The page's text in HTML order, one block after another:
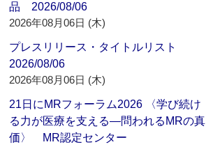
品 2026/08/06
2026年08月06日 (木)
プレスリリース・タイトルリスト
2026/08/06
2026年08月06日 (木)
21日にMRフォーラム2026 〈学び続け
る力が医療を支える―問われるMRの真
価〉 MR認定センター